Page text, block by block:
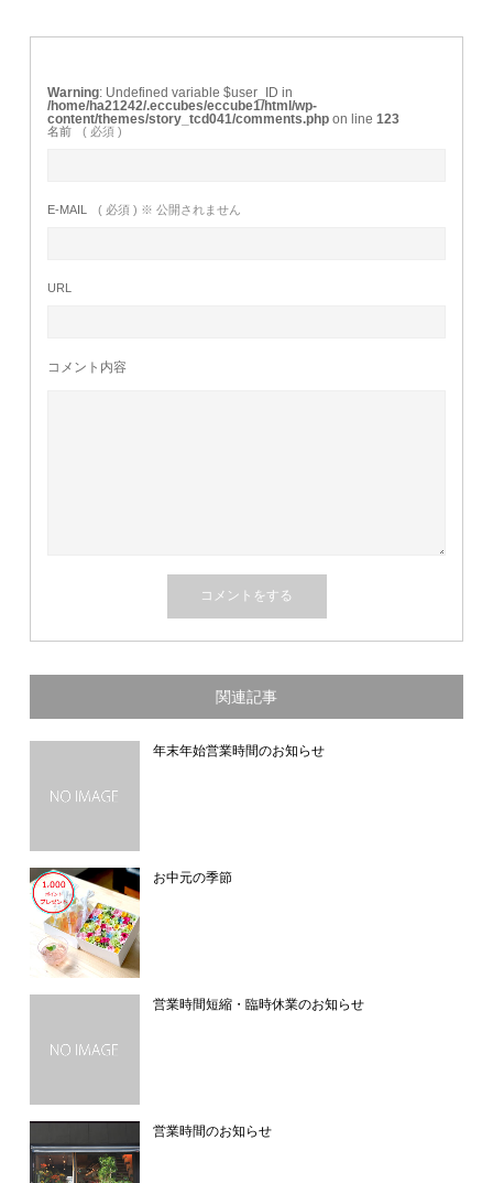
Warning : Undefined variable $user_ID in
/home/ha21242/.eccubes/eccube1/html/wp-
content/themes/story_tcd041/comments.php on line123
名前 ( 必須 )
E-MAIL ( 必須 ) ※ 公開されません
URL
コメント内容
関連記事
年末年始営業時間のお知らせ
お中元の季節
営業時間短縮・臨時休業のお知らせ
営業時間のお知らせ